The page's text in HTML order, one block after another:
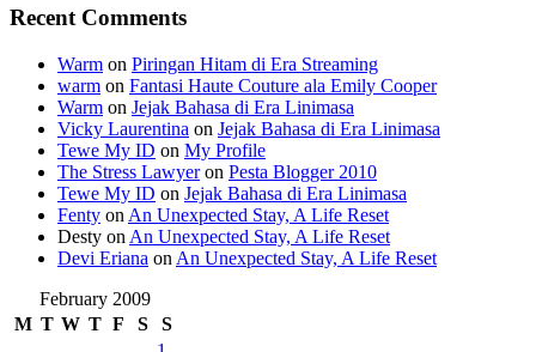
Recent Comments
Warm on Piringan Hitam di Era Streaming
warm on Fantasi Haute Couture ala Emily Cooper
Warm on Jejak Bahasa di Era Linimasa
Vicky Laurentina on Jejak Bahasa di Era Linimasa
Tewe My ID on My Profile
The Stress Lawyeron Pesta Blogger 2010
Tewe My ID on Jejak Bahasa di Era Linimasa
Fenty on An Unexpected Stay, A Life Reset
Desty on An Unexpected Stay, A Life Reset
Devi Eriana on An Unexpected Stay, A Life Reset
February 2009
M T W T F S
S